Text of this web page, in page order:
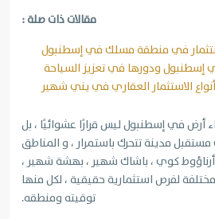
مقالات ذات صلة :
في منطقة مسلك في إسطنبول
إسطنبول ودورها في تعزيز السياحة
أنواع الاستثمار العقاري في يني شهير
أرض في إسطنبول ليس قرارًا عشوائيًا ، بل
مدينة تتحرك باستمرار ، و المناطق
كوي ، باشاك شهير ، بهشة شهير ،
لفرص استثمارية حقيقية ، لكل منها
توقيته ومنطقه.